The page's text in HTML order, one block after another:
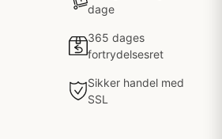
dage
365 dages
fortrydelsesret
Sikker handel med
SSL